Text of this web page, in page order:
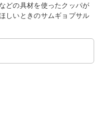
どの具材を使ったクッパが
しいときのサムギョプサル